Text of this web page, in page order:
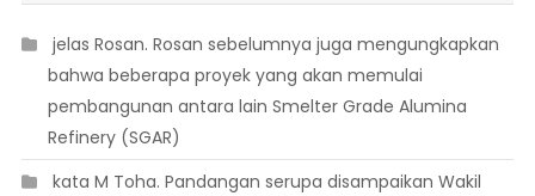
 jelas Rosan. Rosan sebelumnya juga mengungkapkan
bahwa beberapa proyek yang akan memulai
pembangunan antara lain Smelter Grade Alumina
Refinery (SGAR)
 kata M Toha. Pandangan serupa disampaikan Wakil